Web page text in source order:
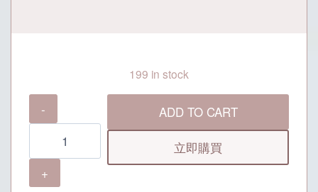
199 in stock
上
食
府
ADD TO CART
立即購買